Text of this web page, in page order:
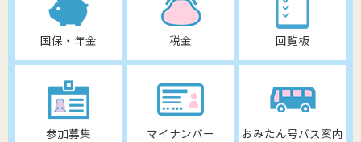
国保・年金 税金 回覧板
参加募集 マイナンバー おみたん号バス案内